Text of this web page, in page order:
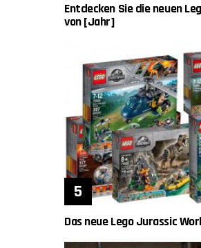
Entdecken Sie die neuen
von [Jahr]
Das neue Lego Jurassic